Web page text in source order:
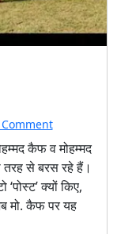
Commento
सू
र्य
न
म
कैफ व मोहम्मद
से बरस रहे हैं।
क्यों किए,
मो. कैफ पर यह